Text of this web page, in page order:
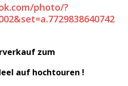
photo/?
zum
auf hochtouren !